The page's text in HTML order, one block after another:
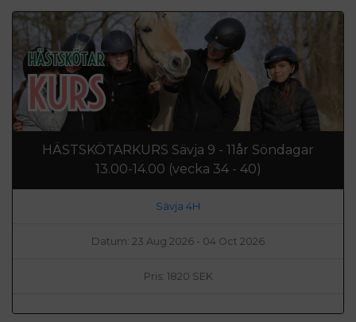
HÄSTSKÖTARKURS Sävja 9 - 11år Söndagar
13.00-14.00 (vecka 34 - 40)
Sävja 4H
Datum: 23 Aug 2026 - 04 Oct 2026
Pris: 1820 SEK